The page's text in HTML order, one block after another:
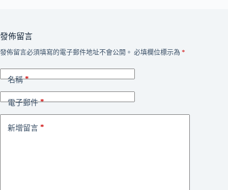
發佈留言
發佈留言必須填寫的電子郵件地址不會公開。 必填欄位標示為 *
名稱*
電子郵件*
新增留言 *